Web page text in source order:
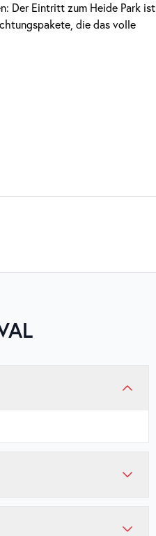
Der Eintritt zum Heide Park
die das volle